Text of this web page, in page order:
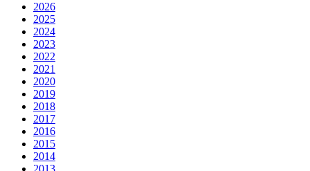
2026
2025
2024
2023
2022
2021
2020
2019
2018
2017
2016
2015
2014
2013